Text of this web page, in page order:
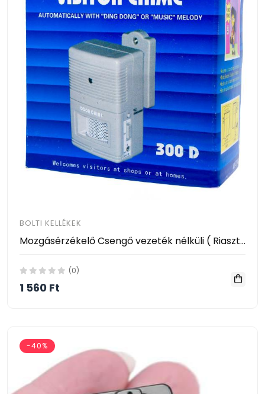
BOLTI KELLÉKEK
Mozgásérzékelő Csengő vezeték nélküli ( Riasztó csengő ) betéri Üdv Harangszó 300D
(0)
1 560 Ft
-40%